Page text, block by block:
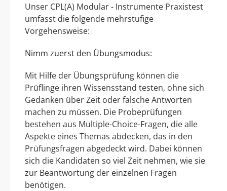
Unser CPL(A) Modular - Instrumente Praxistest
umfasst die folgende mehrstufige
Vorgehensweise:
Nimm zuerst den Übungsmodus:
Mit Hilfe der Übungsprüfung können die
Prüflinge ihren Wissensstand testen, ohne sich
Gedanken über Zeit oder falsche Antworten
machen zu müssen. Die Probeprüfungen
bestehen aus Multiple-Choice-Fragen, die alle
Aspekte eines Themas abdecken, das in den
Prüfungsfragen abgedeckt wird. Dabei können
sich die Kandidaten so viel Zeit nehmen, wie sie
zur Beantwortung der einzelnen Fragen
benötigen.